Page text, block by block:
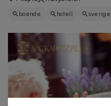
boende hotell sverige